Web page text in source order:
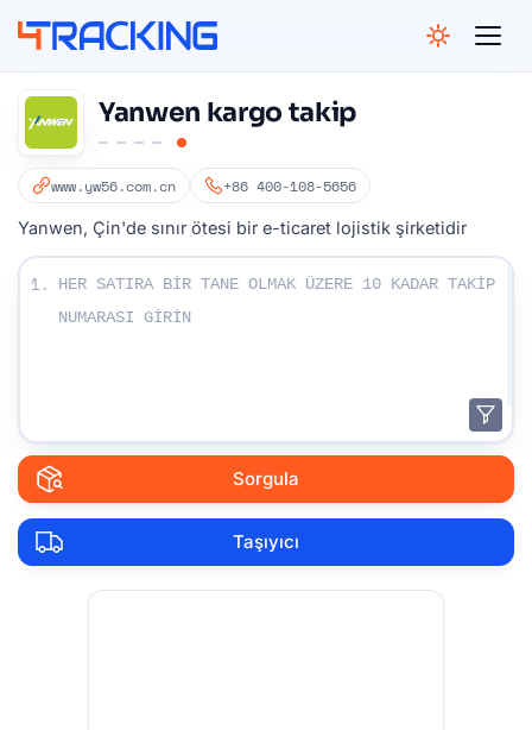
Yanwen kargo takip
www.yw56.com.cn +86 400-108-5656
Yanwen, Çin'de sınır ötesi bir e-ticaret lojistik şirketidir
Takip numaralarınızı girin:
1.
Sorgula
Taşıyıcı